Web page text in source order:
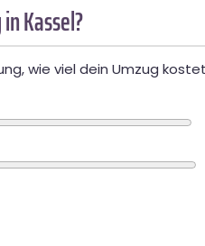
Kassel?
wie viel dein Umzug